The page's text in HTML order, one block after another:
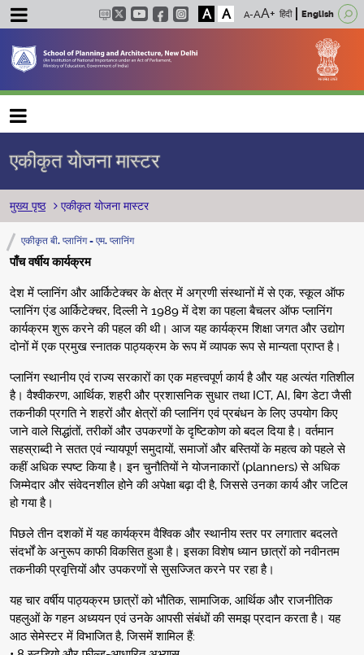
A A हिंदी English
Main navigation
एकीकृत योजना मास्टर
पग चिन्ह
मुख्य पृष्ठ एकीकृत योजना मास्टर
एकीकृत बी. प्लानिंग - एम. प्लानिंग
पाँच वर्षीय कार्यक्रम
देश में प्लानिंग और आर्किटेक्चर के क्षेत्र में अग्रणी संस्थानों में से एक, स्कूल ऑफ
प्लानिंग एंड आर्किटेक्चर, दिल्ली ने 1989 में देश का पहला बैचलर ऑफ प्लानिंग
कार्यक्रम शुरू करने की पहल की थी। आज यह कार्यक्रम शिक्षा जगत और उद्योग
दोनों में एक प्रमुख स्नातक पाठ्यक्रम के रूप में व्यापक रूप से मान्यता प्राप्त है।
प्लानिंग स्थानीय एवं राज्य सरकारों का एक महत्त्वपूर्ण कार्य है और यह अत्यंत गतिशील
है। वैश्वीकरण, आर्थिक, शहरी और प्रशासनिक सुधार तथा ICT, AI, बिग डेटा जैसी
तकनीकी प्रगति ने शहरों और क्षेत्रों की प्लानिंग एवं प्रबंधन के लिए उपयोग किए
जाने वाले सिद्धांतों, तरीकों और उपकरणों के दृष्टिकोण को बदल दिया है। वर्तमान
सहस्राब्दी ने सतत एवं न्यायपूर्ण समुदायों, समाजों और बस्तियों के महत्व को पहले से
कहीं अधिक स्पष्ट किया है। इन चुनौतियों ने योजनाकारों (planners) से अधिक
जिम्मेदार और संवेदनशील होने की अपेक्षा बढ़ा दी है, जिससे उनका कार्य और जटिल
हो गया है।
पिछले तीन दशकों में यह कार्यक्रम वैश्विक और स्थानीय स्तर पर लगातार बदलते
संदर्भों के अनुरूप काफी विकसित हुआ है। इसका विशेष ध्यान छात्रों को नवीनतम
तकनीकी प्रवृत्तियों और उपकरणों से सुसज्जित करने पर रहा है।
यह चार वर्षीय पाठ्यक्रम छात्रों को भौतिक, सामाजिक, आर्थिक और राजनीतिक
पहलुओं के गहन अध्ययन एवं उनके आपसी संबंधों की समझ प्रदान करता है। यह
आठ सेमेस्टर में विभाजित है, जिसमें शामिल हैं: